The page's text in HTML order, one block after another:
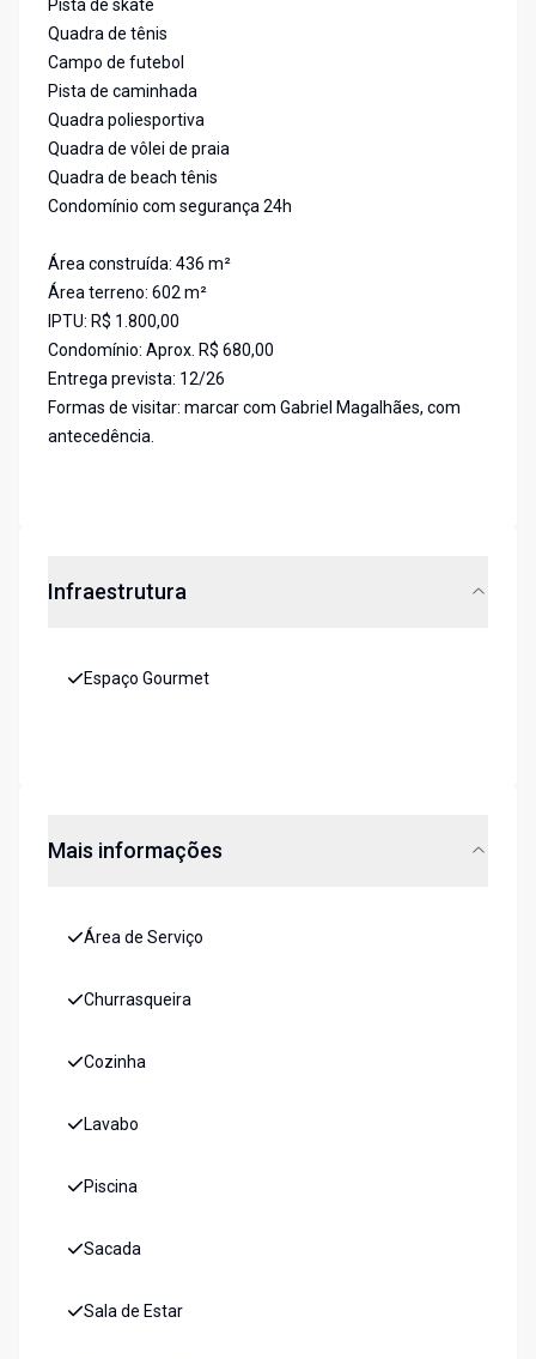
Pista de skate
Quadra de tênis
Campo de futebol
Pista de caminhada
Quadra poliesportiva
Quadra de vôlei de praia
Quadra de beach tênis
Condomínio com segurança 24h
Área construída: 436 m²
Área terreno: 602 m²
IPTU: R$ 1.800,00
Condomínio: Aprox. R$ 680,00
Entrega prevista: 12/26
Formas de visitar: marcar com Gabriel Magalhães, com
antecedência.
Infraestrutura
Espaço Gourmet
Mais informações
Área de Serviço
Churrasqueira
Cozinha
Lavabo
Piscina
Sacada
Sala de Estar